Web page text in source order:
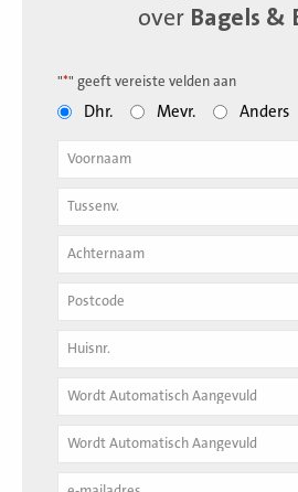
over Bagels &
"*" geeft vereiste velden aan
Dhr. Mevr. Anders